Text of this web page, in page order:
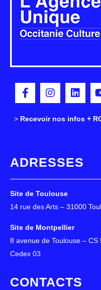
> Recevoir nos infos +
ADRESSES
Site de Toulouse
14 rue des Arts – 31000
Site de Montpellier
8 avenue de Toulouse –
Cedex 03
CONTACTS